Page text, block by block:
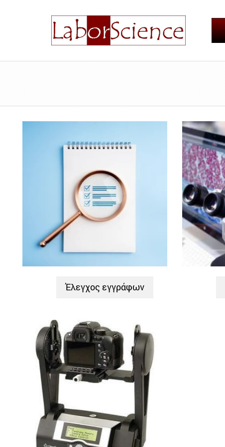
Έλεγχος εγγράφων